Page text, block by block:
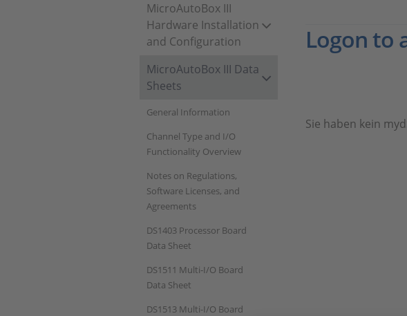
MicroAutoBox III
Hardware Installation
and Configuration
MicroAutoBox III Data
Sheets
General Information
Channel Type and I/O
Functionality Overview
Notes on Regulations,
Software Licenses, and
Agreements
DS1403 Processor Board
Data Sheet
DS1511 Multi‑I/O Board
Data Sheet
DS1513 Multi-I/O Board
Logon to
Sie haben kein